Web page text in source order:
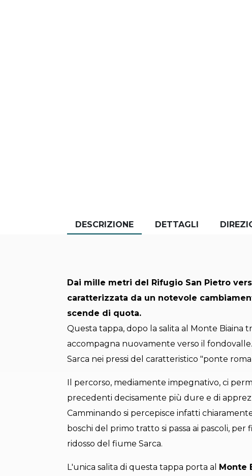
DESCRIZIONE DETTAGLI
Dai mille metri del Rifugio San Pietro
caratterizzata da un notevole
scende di quota.
Questa tappa, dopo la salita al Monte Biaina
accompagna nuovamente verso il
Sarca nei pressi del caratteristico "ponte
Il percorso, mediamente impegnativo, ci
precedenti decisamente più dure e di
Camminando si percepisce infatti
boschi del primo tratto si passa ai pascoli,
ridosso del fiume Sarca.
L'unica salita di questa tappa porta al Monte